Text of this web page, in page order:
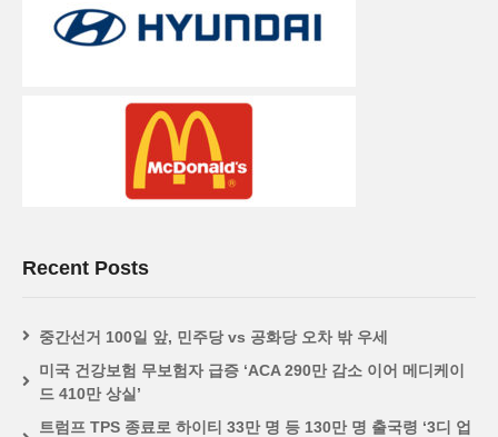
Recent Posts
중간선거 100일 앞, 민주당 vs 공화당 오차 밖 우세
미국 건강보험 무보험자 급증 ‘ACA 290만 감소 이어 메디케이
드 410만 상실’
트럼프 TPS 종료로 하이티 33만 명 등 130만 명 출국령 ‘3디 업